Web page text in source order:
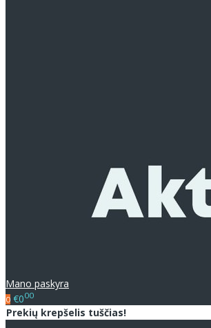
Mano paskyra
0 €000
Prekių krepšelis tuščias!